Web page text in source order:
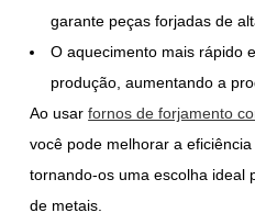
garante peças forjadas de
O aquecimento mais rápido
produção, aumentando a
Ao usar fornos de forjamento
você pode melhorar a
tornando-os uma escolha ideal
de metais.